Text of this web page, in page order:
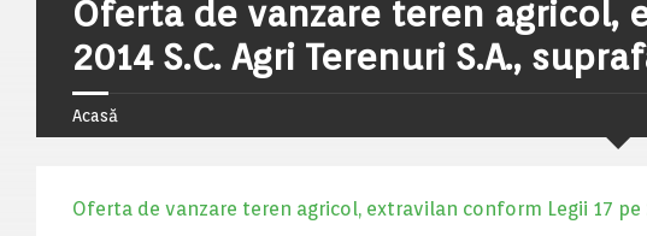
Oferta de vanzare teren agricol,
2014 S.C. Agri Terenuri S.A.,
Acasă
Oferta de vanzare teren agricol, extravilan conform Legii 17 pe